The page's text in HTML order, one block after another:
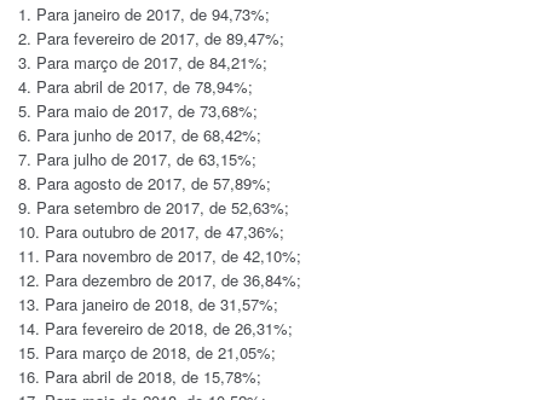
Para janeiro de 2017, de 94,73%;
Para fevereiro de 2017, de 89,47%;
Para março de 2017, de 84,21%;
Para abril de 2017, de 78,94%;
Para maio de 2017, de 73,68%;
Para junho de 2017, de 68,42%;
Para julho de 2017, de 63,15%;
Para agosto de 2017, de 57,89%;
Para setembro de 2017, de 52,63%;
Para outubro de 2017, de 47,36%;
Para novembro de 2017, de 42,10%;
Para dezembro de 2017, de 36,84%;
Para janeiro de 2018, de 31,57%;
Para fevereiro de 2018, de 26,31%;
Para março de 2018, de 21,05%;
Para abril de 2018, de 15,78%;